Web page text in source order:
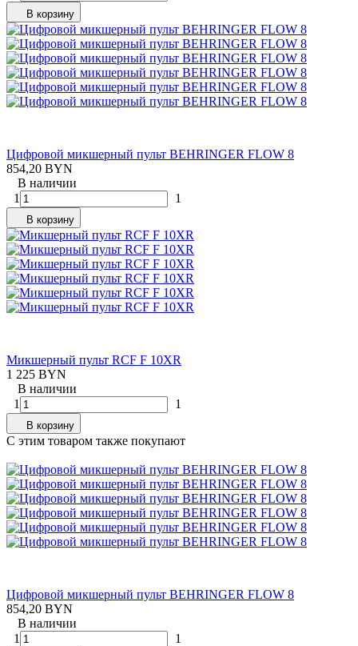
В корзину
Цифровой микшерный пульт BEHRINGER FLOW 8
854,20 BYN
В наличии
1
1
В корзину
Микшерный пульт RCF F 10XR
1 225 BYN
В наличии
1
1
В корзину
C этим товаром также покупают
Цифровой микшерный пульт BEHRINGER FLOW 8
854,20 BYN
В наличии
1
1